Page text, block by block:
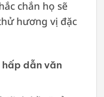
chắn họ sẽ
hương vị đặc
hấp dẫn văn